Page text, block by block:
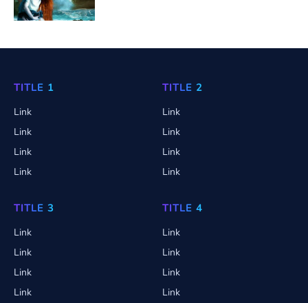
TITLE 1
Link
Link
Link
Link
TITLE 2
Link
Link
Link
Link
TITLE 3
Link
Link
Link
Link
TITLE 4
Link
Link
Link
Link